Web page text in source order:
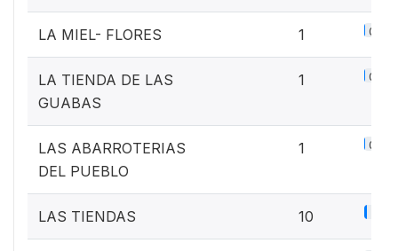
LA MIEL- FLORES 1 0.1%
LA TIENDA DE LAS
GUABAS
1 0.1%
LAS ABARROTERIAS
DEL PUEBLO
1 0.1%
LAS TIENDAS 10